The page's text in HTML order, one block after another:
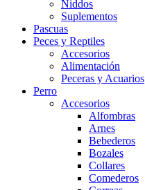
Niddos
Suplementos
Pascuas
Peces y Reptiles
Accesorios
Alimentación
Peceras y Acuarios
Perro
Accesorios
Alfombras
Arnes
Bebederos
Bozales
Collares
Comederos